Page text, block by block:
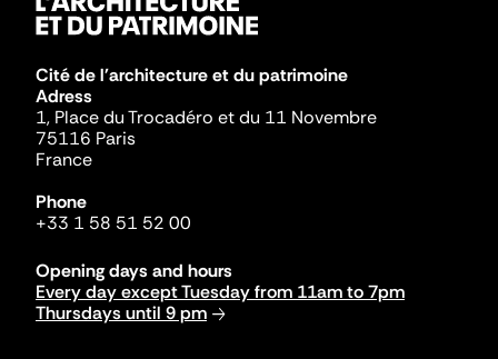
Cité de l'architecture et du patrimoine
Adress
1, Place du Trocadéro et du 11 Novembre
75116 Paris
France
Phone
+33 1 58 51 52 00
Opening days and hours
Every day except Tuesday from 11am to 7pm
Thursdays until 9 pm